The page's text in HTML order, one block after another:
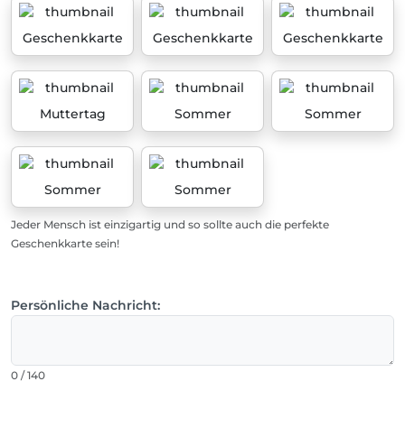
Geschenkkarte Geschenkkarte Geschenkkarte
Muttertag Sommer Sommer
Sommer Sommer
Jeder Mensch ist einzigartig und so sollte auch die perfekte
Geschenkkarte sein!
Persönliche Nachricht:
0 / 140